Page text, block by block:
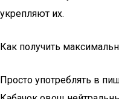
укрепляют их.
Как получить
Просто употреблять в